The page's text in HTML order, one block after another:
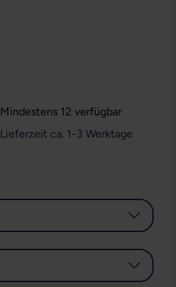
Mindestens 12 verfügbar
Lieferzeit ca. 1-3 Werktage